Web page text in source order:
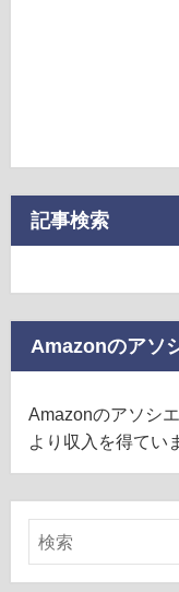
記事検索
Amazonのアソ
Amazonのアソシ
より収入を得てい